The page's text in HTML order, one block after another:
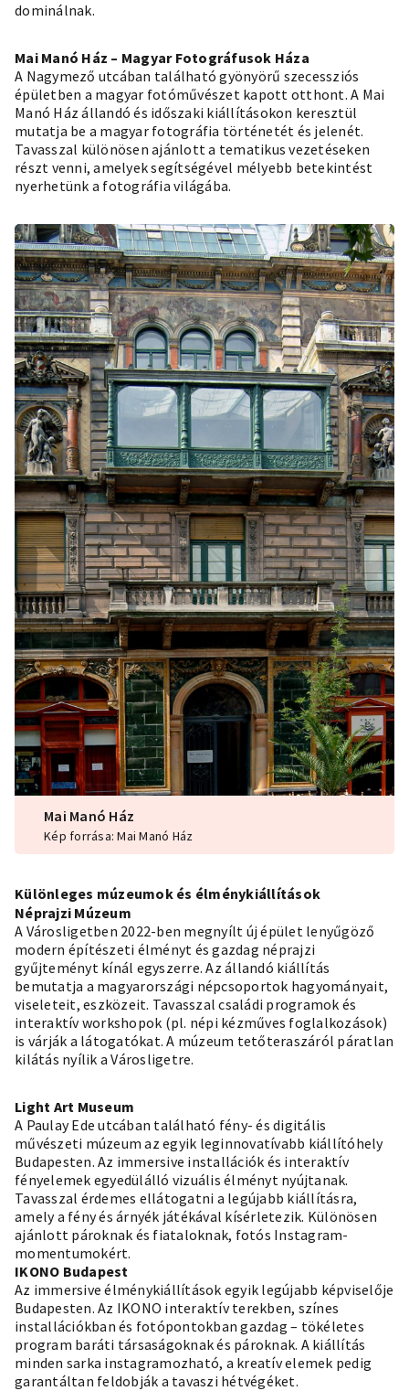
dominálnak.
Mai Manó Ház – Magyar Fotográfusok Háza
A Nagymező utcában található gyönyörű szecessziós
épületben a magyar fotóművészet kapott otthont. A Mai
Manó Ház állandó és időszaki kiállításokon keresztül
mutatja be a magyar fotográfia történetét és jelenét.
Tavasszal különösen ajánlott a tematikus vezetéseken
részt venni, amelyek segítségével mélyebb betekintést
nyerhetünk a fotográfia világába.
Mai Manó Ház
Kép forrása: Mai Manó Ház
Különleges múzeumok és élménykiállítások
Néprajzi Múzeum
A Városligetben 2022-ben megnyílt új épület lenyűgöző
modern építészeti élményt és gazdag néprajzi
gyűjteményt kínál egyszerre. Az állandó kiállítás
bemutatja a magyarországi népcsoportok hagyományait,
viseleteit, eszközeit. Tavasszal családi programok és
interaktív workshopok (pl. népi kézműves foglalkozások)
is várják a látogatókat. A múzeum tetőteraszáról páratlan
kilátás nyílik a Városligetre.
Light Art Museum
A Paulay Ede utcában található fény- és digitális
művészeti múzeum az egyik leginnovatívabb kiállítóhely
Budapesten. Az immersive installációk és interaktív
fényelemek egyedülálló vizuális élményt nyújtanak.
Tavasszal érdemes ellátogatni a legújabb kiállításra,
amely a fény és árnyék játékával kísérletezik. Különösen
ajánlott pároknak és fiataloknak, fotós Instagram-
momentumokért.
IKONO Budapest
Az immersive élménykiállítások egyik legújabb képviselője
Budapesten. Az IKONO interaktív terekben, színes
installációkban és fotópontokban gazdag – tökéletes
program baráti társaságoknak és pároknak. A kiállítás
minden sarka instagramozható, a kreatív elemek pedig
garantáltan feldobják a tavaszi hétvégéket.